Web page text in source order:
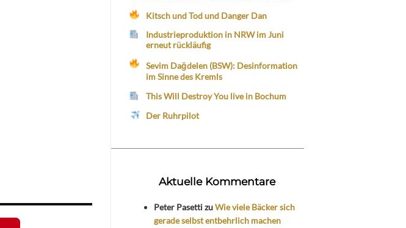
Kitsch und Tod und Danger Dan
Industrieproduktion in NRW im Juni
erneut rückläufig
Sevim Dağdelen (BSW): Desinformation
im Sinne des Kremls
This Will Destroy You live in Bochum
Der Ruhrpilot
Aktuelle Kommentare
Peter PasettizuWie viele Bäcker sich
gerade selbst entbehrlich machen